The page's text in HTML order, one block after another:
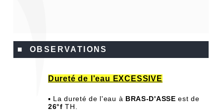
■ OBSERVATIONS
Dureté de l'eau EXCESSIVE
▪ La dureté de l'eau à BRAS-D'ASSE est de
26°f TH.